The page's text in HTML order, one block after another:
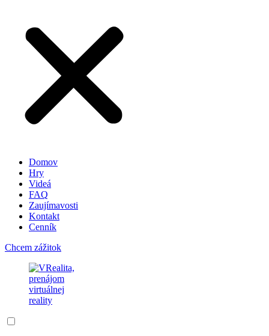
Domov
Hry
Videá
FAQ
Zaujímavosti
Kontakt
Cenník
Chcem zážitok